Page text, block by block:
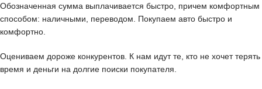
Обозначенная сумма выплачивается быстро, причем комфортным
способом: наличными, переводом. Покупаем авто быстро и
комфортно.
Оцениваем дороже конкурентов. К нам идут те, кто не хочет терять
время и деньги на долгие поиски покупателя.